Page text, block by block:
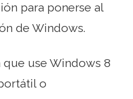
para ponerse al
de Windows.
use Windows 8
o